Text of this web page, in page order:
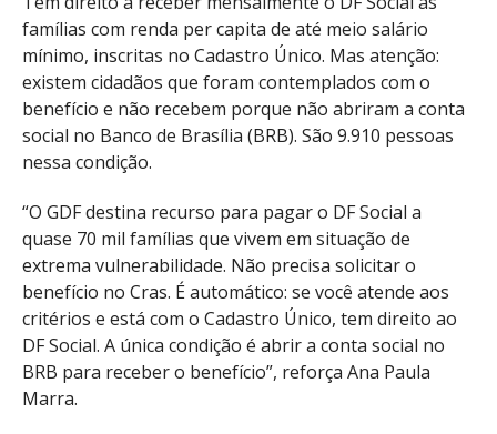
famílias com renda per capita de até meio salário
mínimo, inscritas no Cadastro Único. Mas atenção:
existem cidadãos que foram contemplados com o
benefício e não recebem porque não abriram a conta
social no Banco de Brasília (BRB). São 9.910 pessoas
nessa condição.
“O GDF destina recurso para pagar o DF Social a
quase 70 mil famílias que vivem em situação de
extrema vulnerabilidade. Não precisa solicitar o
benefício no Cras. É automático: se você atende aos
critérios e está com o Cadastro Único, tem direito ao
DF Social. A única condição é abrir a conta social no
BRB para receber o benefício”, reforça Ana Paula
Marra.